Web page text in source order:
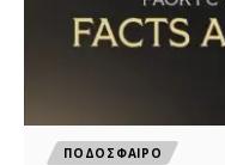
ΠΟΔΟΣΦΑΙΡΟ